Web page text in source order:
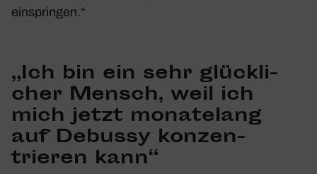
einspringen.“
„Ich bin ein sehr glück­li­
cher Mensch, weil ich
mich jetzt mona­te­lang
auf Debussy konzen­
trieren kann“